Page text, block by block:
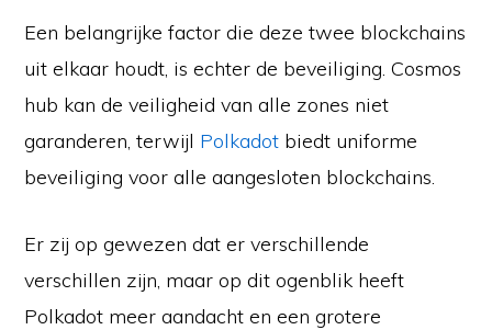
Een belangrijke factor die deze twee blockchains
uit elkaar houdt, is echter de beveiliging. Cosmos
hub kan de veiligheid van alle zones niet
garanderen, terwijl Polkadot biedt uniforme
beveiliging voor alle aangesloten blockchains.
Er zij op gewezen dat er verschillende
verschillen zijn, maar op dit ogenblik heeft
Polkadot meer aandacht en een grotere